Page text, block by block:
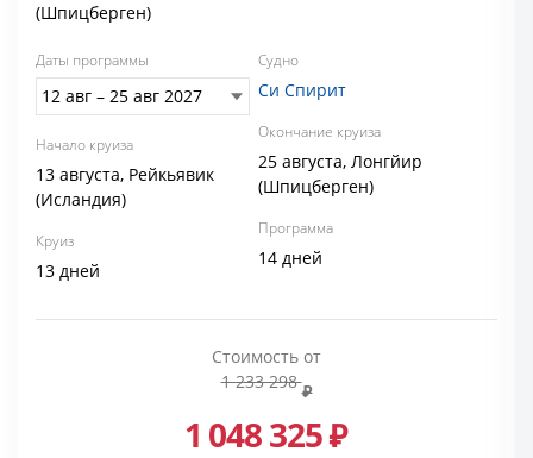
(Шпицберген)
Даты программы
Начало круиза
13 августа, Рейкьявик
(Исландия)
Круиз
13 дней
Судно
Си Спирит
Окончание круиза
25 августа, Лонгйир
(Шпицберген)
Программа
14 дней
Стоимость от
1 233 298
1 048 325